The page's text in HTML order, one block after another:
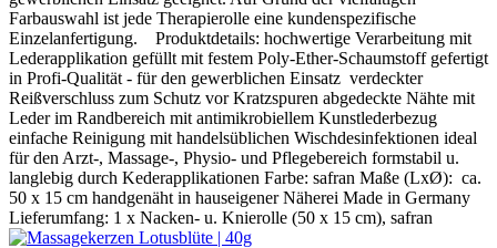
Farbauswahl ist jede Therapierolle eine kundenspezifische
Einzelanfertigung. Produktdetails: hochwertige Verarbeitung mit
Lederapplikation gefüllt mit festem Poly-Ether-Schaumstoff gefertigt
in Profi-Qualität - für den gewerblichen Einsatz verdeckter
Reißverschluss zum Schutz vor Kratzspuren abgedeckte Nähte mit
Leder im Randbereich mit antimikrobiellem Kunstlederbezug
einfache Reinigung mit handelsüblichen Wischdesinfektionen ideal
für den Arzt-, Massage-, Physio- und Pflegebereich formstabil u.
langlebig durch Kederapplikationen Farbe: safran Maße (LxØ): ca.
50 x 15 cm handgenäht in hauseigener Näherei Made in Germany
Lieferumfang: 1 x Nacken- u. Knierolle (50 x 15 cm), safran